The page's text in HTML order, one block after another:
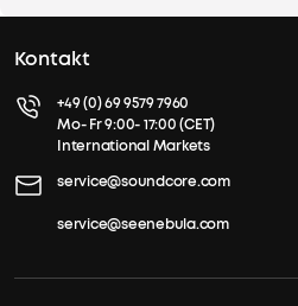
Kontakt
+49 (0) 69 9579 7960
Mo- Fr 9:00- 17:00 (CET)
International Markets
service@soundcore.com
service@seenebula.com